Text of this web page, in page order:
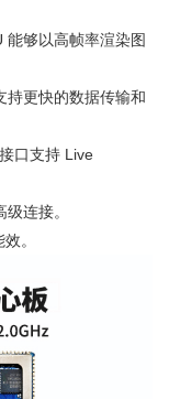
够以高帧率渲染图
更快的数据传输和
口支持 Live
连接。
。